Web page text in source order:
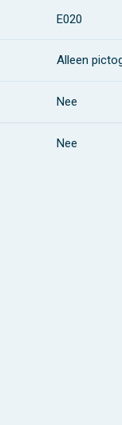
E020
Alleen
Nee
Nee